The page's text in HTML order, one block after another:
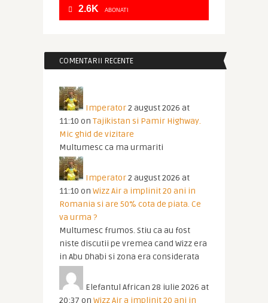
2.6K ABONATI
COMENTARII RECENTE
Imperator2 august 2026 at
11:10 on Tajikistan si Pamir Highway.
Mic ghid de vizitare
Multumesc ca ma urmariti
Imperator2 august 2026 at
11:10 on Wizz Air a implinit 20 ani in
Romania si are 50% cota de piata. Ce
va urma ?
Multumesc frumos. Stiu ca au fost
niste discutii pe vremea cand Wizz era
in Abu Dhabi si zona era considerata
Elefantul African 28 iulie 2026 at
20:37 on Wizz Air a implinit 20 ani in